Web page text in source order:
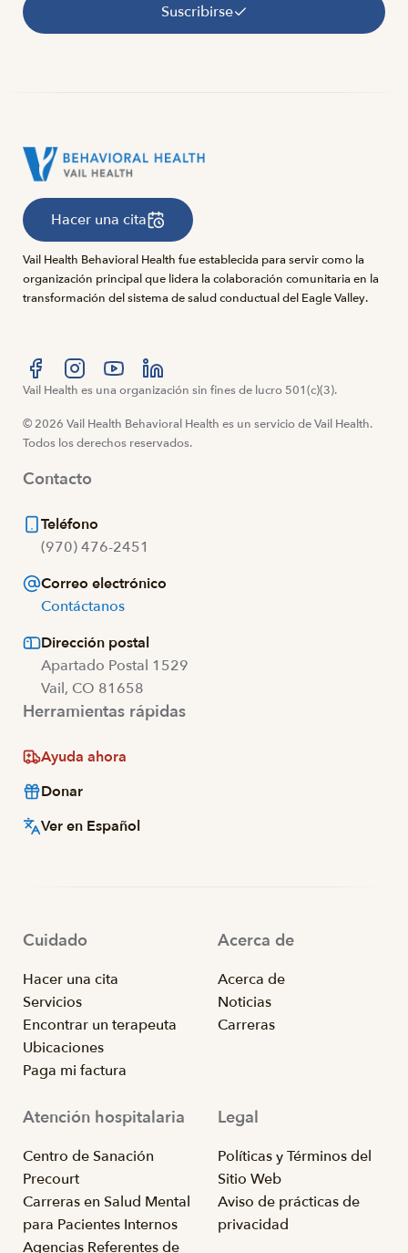
Suscribirse
Hacer una cita
Vail Health Behavioral Health fue establecida para servir como la
organización principal que lidera la colaboración comunitaria en la
transformación del sistema de salud conductual del Eagle Valley.
Visítanos en Facebook
Visítanos en Instagram
Visítanos en YouTube
Visítanos en LinkedIn
Vail Health es una organización sin fines de lucro 501(c)(3).
© 2026 Vail Health Behavioral Health es un servicio de Vail Health.
Todos los derechos reservados.
Contacto
Teléfono
(970) 476-2451
Correo electrónico
Contáctanos
Dirección postal
Apartado Postal 1529
Vail, CO 81658
Herramientas rápidas
Ayuda ahora
Donar
Ver en Español
Cuidado
Hacer una cita
Servicios
Encontrar un terapeuta
Ubicaciones
Paga mi factura
Acerca de
Acerca de
Noticias
Carreras
Atención hospitalaria
Centro de Sanación
Precourt
Carreras en Salud Mental
para Pacientes Internos
Agencias Referentes de
Legal
Políticas y Términos del
Sitio Web
Aviso de prácticas de
privacidad